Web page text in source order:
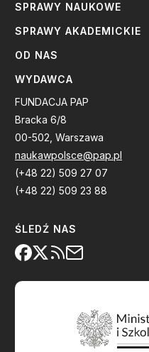
SPRAWY NAUKOWE
SPRAWY AKADEMICKIE
OD NAS
WYDAWCA
FUNDACJA PAP
Bracka 6/8
00-502, Warszawa
naukawpolsce@pap.pl
(+48 22) 509 27 07
(+48 22) 509 23 88
ŚLEDŹ NAS